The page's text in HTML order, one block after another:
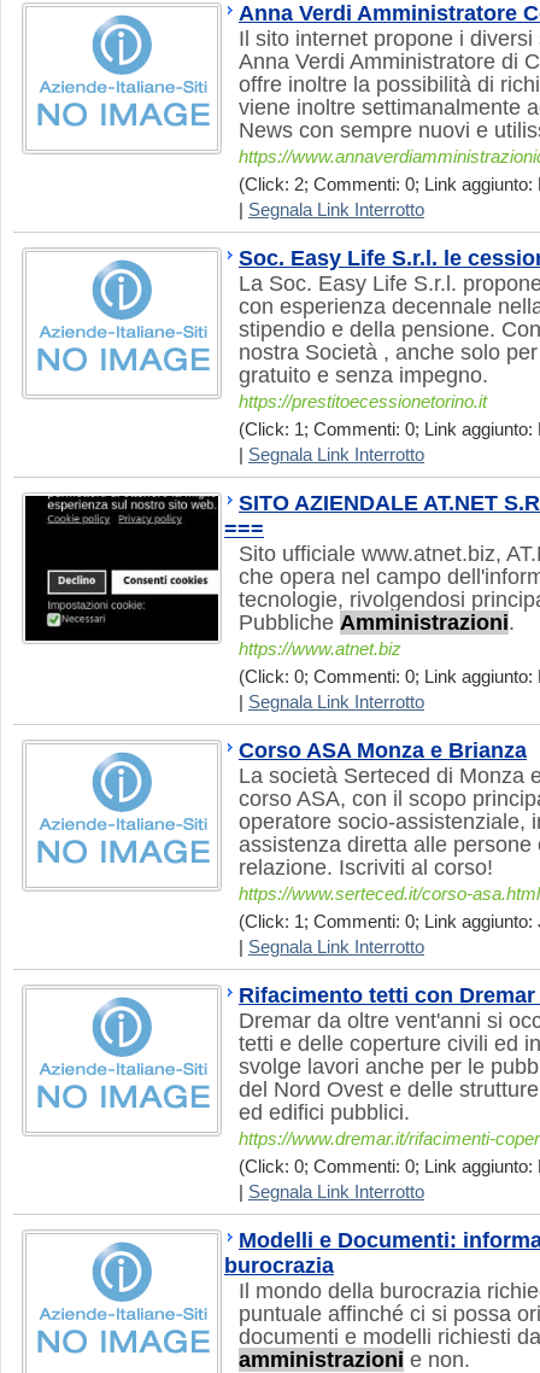
Anna Verdi Amministratore
Il sito internet propone i
Anna Verdi Amministratore di
offre inoltre la possibilità di
viene inoltre settimanalmente
News con sempre nuovi e
https://
(Click: 2; Commenti: 0; Link aggiunto:
Segnala Link Interrotto
Soc. Easy Life S.r.l. le
La Soc. Easy Life S.r.l.
con esperienza decennale
stipendio e della pensione.
nostra Società , anche solo
gratuito e senza impegno.
https://prestitoecessionetorino.it
(Click: 1; Commenti: 0; Link aggiunto:
Segnala Link Interrotto
SITO AZIENDALE AT.NET
===
Sito ufficiale www.atnet.biz,
che opera nel campo
tecnologie, rivolgendosi
Pubbliche Amministrazioni.
https://www.atnet.biz
(Click: 0; Commenti: 0; Link aggiunto:
Segnala Link Interrotto
Corso ASA Monza e Brianza
La società Serteced di Monza
corso ASA, con il scopo
operatore socio-assistenziale,
assistenza diretta alle
relazione. Iscriviti al corso!
https://www.serteced.it/corso-asa.html
(Click: 1; Commenti: 0; Link aggiunto:
Segnala Link Interrotto
Rifacimento tetti con Dremar
Dremar da oltre vent'anni si
tetti e delle coperture civili ed
svolge lavori anche per le
del Nord Ovest e delle
ed edifici pubblici.
https://www.dremar.it/rifacimenti-
(Click: 0; Commenti: 0; Link aggiunto:
Segnala Link Interrotto
Modelli e Documenti:
burocrazia
Il mondo della burocrazia
puntuale affinché ci si possa
documenti e modelli richiesti
amministrazioni e non.